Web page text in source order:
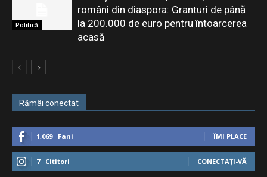
Politică
români din diaspora: Granturi de până
la 200.000 de euro pentru întoarcerea
acasă
Rămâi conectat
1,069 Fani ÎMI PLACE
7 Cititori CONECTAȚI-VĂ